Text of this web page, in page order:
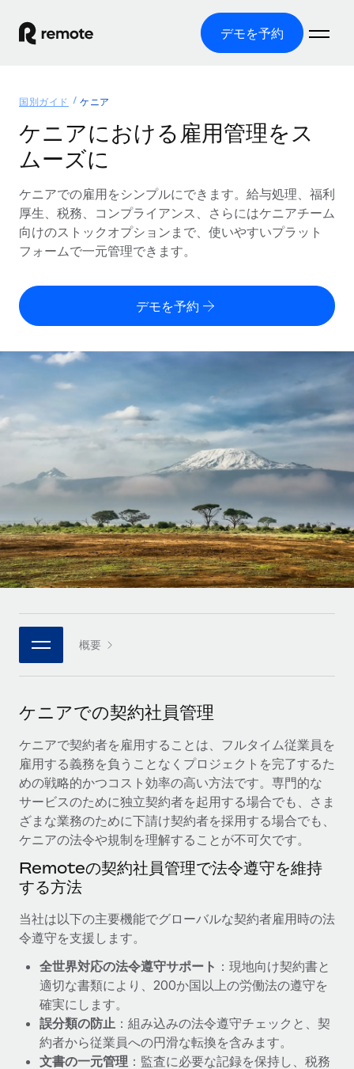
デモを予約
グローバル雇用
グローバル給与処理
コンプライアンス対応の給与処理を手軽に
Employer of Record（EOR）
グローバル展開をコストをかけずに実現
Contractor of Record
世界中の契約社員と法令を遵守して契約
世界中の契約社員をオンボーディングし、管理
PEO
複雑な雇用関連業務を外部委託
Remote統合
人事機能をワークフローにシームレスに統合する
プラットフォーム
チームのための人事の基本機能を内蔵
接続 新しい
当社のMCPを使用して、あらゆるAIツールをRemoteに接続
統合
基本的なビジネスツールを活用して業務プロセスを効率化す
専門家に相談
グローバル人事・コンプライアンスの専門サポート
バックグラウンドチェック
候補者の選考プロセスをシンプルに
Compliance Watchtower
コンプライアンスリスクを先回りして対応
デバイス管理
ITデバイスを世界規模で提供・管理
法人設立
法令順守した法人をスピーディに設立
移住・転勤
従業員の異動をスムーズに
ソリューション
各国の制度に対応
国別ガイド
/国別のグローバル雇用支援を検索する
Remoteを他社と比較
スタートアップ
成長中の企業向けのアジャイルなグローバルHR・給与処理ソ
ミッドマーケット
カスタマイズされた人事ソリューションでチームを拡大する
企業
大企業向けのグローバルHR
パートナーに登録
戦略的テクノロジーパートナー
グローバルな人事機能を柔軟に自社プラットフォームへ統合
当社とのパートナーシップの可能性を検討する
Remote Build 近日リリース予定
統合とAI自動化に関するコンサルティング
活用事例
と戦略的提携
Reverse Techの概要 健康とウェルネスのスタートアップである
Reverse...
詳細を見る
AIのパイオニアであるWeaviateは、Remoteを使
い、どのようにしてワークフォースを120%に増やした
のか
Weaviateの概要...
リソース
ツールと計算ツール
従業員コスト計算ツール
契約社員の報酬計算ツール
グローバルな契約社員向けに、通貨オプションと支払スピー
リサーチおよびガイド
HR用語集
チェックリストおよびテンプレート
職務内容ライブラリ
ウェビナー
イベント
ニュースルーム
給与・人材情報
情報センター
サポートを依頼する
すべてのリソースを表示する
ブログ
グローバル給与処理
EORおよびPEO
契約社員管理
税務
ブログを読む
価格
English
Nederlands
Français
Italiano
Português (Portugal)
日本語
한국어
国別ガイド ケニア
ケニアにおける雇用管理をス
ムーズに
ケニアでの雇用をシンプルにできます。給与処理、福利
厚生、税務、コンプライアンス、さらにはケニアチーム
向けのストックオプションまで、使いやすいプラット
フォームで一元管理できます。
デモを予約
概要
ケニアでの契約社員管理
ケニアで契約者を雇用することは、フルタイム従業員を
雇用する義務を負うことなくプロジェクトを完了するた
めの戦略的かつコスト効率の高い方法です。専門的な
サービスのために独立契約者を起用する場合でも、さま
ざまな業務のために下請け契約者を採用する場合でも、
ケニアの法令や規制を理解することが不可欠です。
Remoteの契約社員管理で法令遵守を維持
する方法
当社は以下の主要機能でグローバルな契約者雇用時の法
令遵守を支援します。
全世界対応の法令遵守サポート ：現地向け契約書と
適切な書類により、200か国以上の労働法の遵守を
確実にします。
誤分類の防止 ：組み込みの法令遵守チェックと、契
約者から従業員への円滑な転換を含みます。
文書の一元管理 ：監査に必要な記録を保持し、税務